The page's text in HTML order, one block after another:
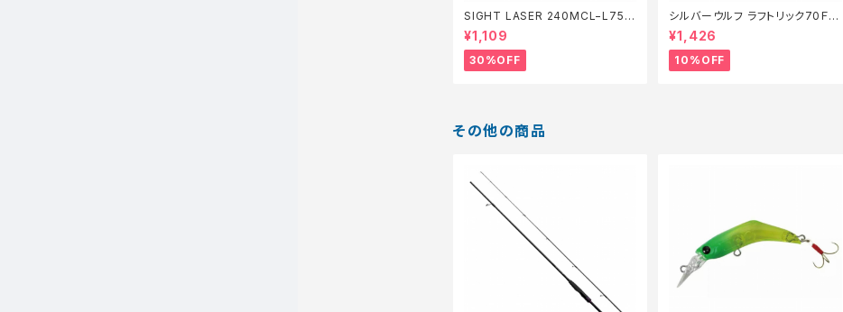
SIGHT LASER 240MCL−L75Q
橙 0.2【特価仕掛】【30】
¥1,109
30%OFF
シルバーウルフ ラフトリック70Ｆ
【スタッフ永徳浜名湖セレクト】【1
0】
¥1,426
10%OFF
その他の商品